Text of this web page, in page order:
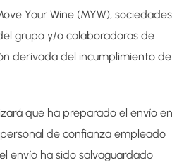
Your Wine (MYW), sociedades
grupo y/o colaboradoras de
derivada del incumplimiento de
que ha preparado el envío en
de confianza empleado
envío ha sido salvaguardado